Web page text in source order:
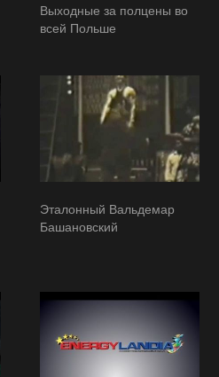
Выходные за полцены во
всей Польше
Эталонный Вальдемар
Башановский